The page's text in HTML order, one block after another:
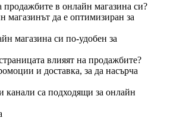
продажбите в онлайн магазина си?
магазинът да е оптимизиран за
магазина си по-удобен за
влияят на продажбите?
и доставка, за да насърча
канали са подходящи за онлайн